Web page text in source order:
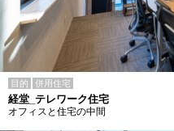
目的 併用住宅
経堂_テレワーク住宅
オフィスと住宅の中間